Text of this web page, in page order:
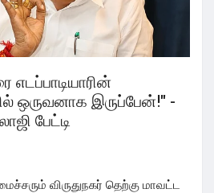
ஒருவனாக இருப்பேன்!" -
பேட்டி
விருதுநகர் தெற்கு மாவட்ட